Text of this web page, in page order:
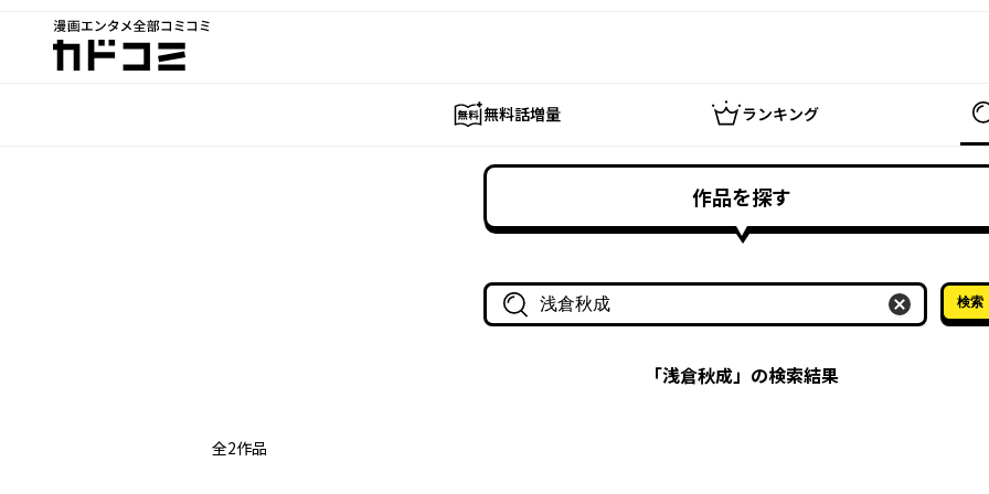
漫画エンタメ全部コミコミ
カドコミ
無料話増量 ランキング
作品を探す
作品名・作家名で探す
検索
「浅倉秋成」の検索結果
全2作品